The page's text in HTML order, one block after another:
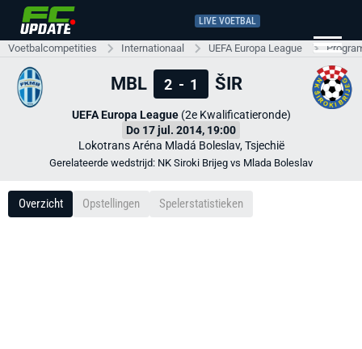
LIVE VOETBAL
Voetbalcompetities Internationaal UEFA Europa League
MBL 2 - 1 ŠIR
UEFA Europa League(2e Kwalificatieronde)
Do 17 jul. 2014, 19:00
Lokotrans Aréna Mladá Boleslav, Tsjechië
Gerelateerde wedstrijd: NK Siroki Brijeg vs Mlada Boleslav
Overzicht Opstellingen Spelerstatistieken